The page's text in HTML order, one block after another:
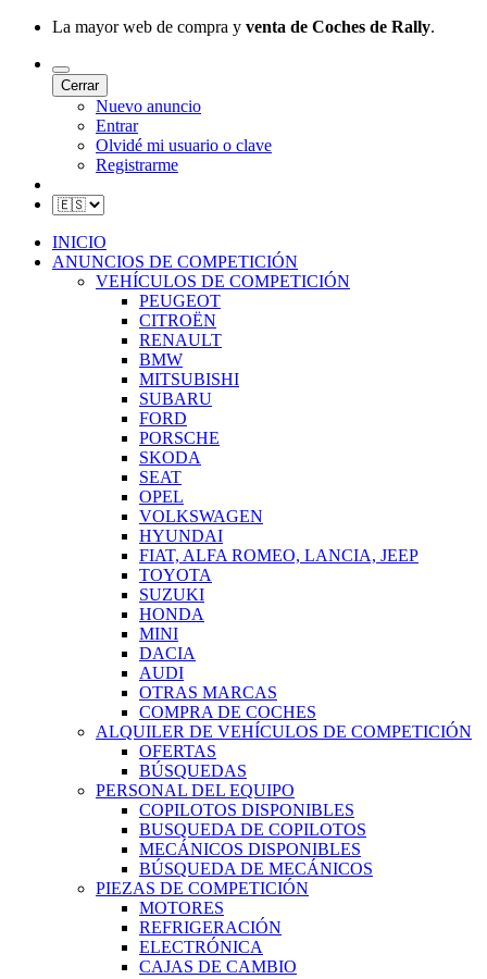
La mayor web de compra y venta de Coches de Rally.
Cerrar
Nuevo anuncio
Entrar
Olvidé mi usuario o clave
Registrarme
INICIO
ANUNCIOS DE COMPETICIÓN
VEHÍCULOS DE COMPETICIÓN
PEUGEOT
CITROËN
RENAULT
BMW
MITSUBISHI
SUBARU
FORD
PORSCHE
SKODA
SEAT
OPEL
VOLKSWAGEN
HYUNDAI
FIAT, ALFA ROMEO, LANCIA, JEEP
TOYOTA
SUZUKI
HONDA
MINI
DACIA
AUDI
OTRAS MARCAS
COMPRA DE COCHES
ALQUILER DE VEHÍCULOS DE COMPETICIÓN
OFERTAS
BÚSQUEDAS
PERSONAL DEL EQUIPO
COPILOTOS DISPONIBLES
BUSQUEDA DE COPILOTOS
MECÁNICOS DISPONIBLES
BÚSQUEDA DE MECÁNICOS
PIEZAS DE COMPETICIÓN
MOTORES
REFRIGERACIÓN
ELECTRÓNICA
CAJAS DE CAMBIO